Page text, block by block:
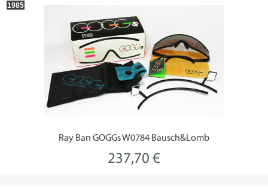
Ray Ban GOGGs W0784 Bausch&Lomb
237,70 €
1985